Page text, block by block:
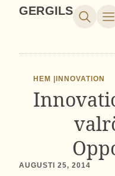
GERGILS
HEM | INNOVATION
AUGUSTI 25, 2014